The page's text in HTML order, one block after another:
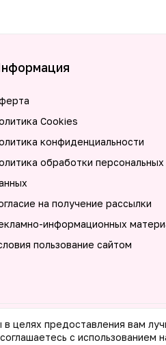
Cookies
конфиденциальности
обработки персональных
на получение рассылки
информационных
пользование сайтом
целях предоставления вам
с использованием